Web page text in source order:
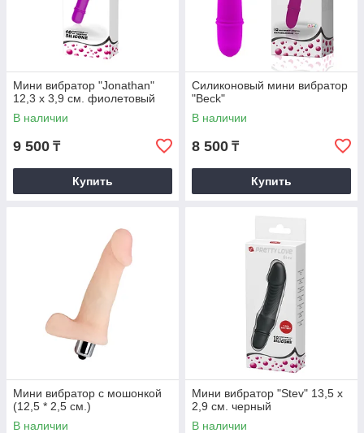
Мини вибратор "Jonathan"
12,3 x 3,9 см. фиолетовый
В наличии
9 500 ₸
Купить
Силиконовый мини вибратор
"Beck"
В наличии
8 500 ₸
Купить
Мини вибратор с мошонкой
(12,5 * 2,5 см.)
В наличии
Мини вибратор "Stev" 13,5 x
2,9 см. черный
В наличии